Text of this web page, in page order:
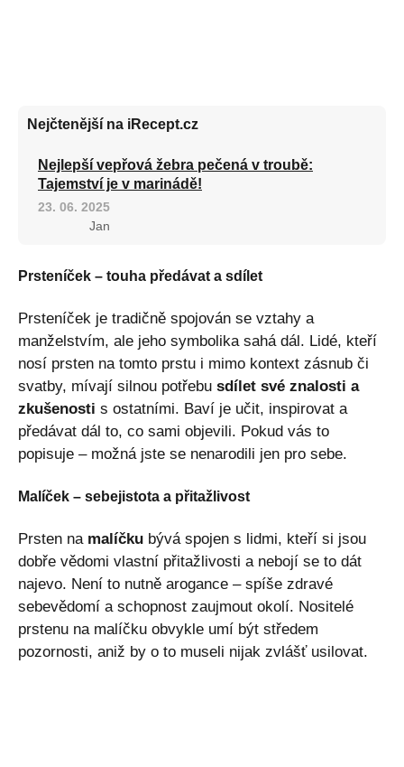
Nejčtenější na iRecept.cz
Nejlepší vepřová žebra pečená v troubě:
Tajemství je v marinádě!
23. 06. 2025
Jan
Prsteníček – touha předávat a sdílet
Prsteníček je tradičně spojován se vztahy a
manželstvím, ale jeho symbolika sahá dál. Lidé, kteří
nosí prsten na tomto prstu i mimo kontext zásnub či
svatby, mívají silnou potřebu sdílet své znalosti a
zkušenosti s ostatními. Baví je učit, inspirovat a
předávat dál to, co sami objevili. Pokud vás to
popisuje – možná jste se nenarodili jen pro sebe.
Malíček – sebejistota a přitažlivost
Prsten na malíčku bývá spojen s lidmi, kteří si jsou
dobře vědomi vlastní přitažlivosti a nebojí se to dát
najevo. Není to nutně arogance – spíše zdravé
sebevědomí a schopnost zaujmout okolí. Nositelé
prstenu na malíčku obvykle umí být středem
pozornosti, aniž by o to museli nijak zvlášť usilovat.